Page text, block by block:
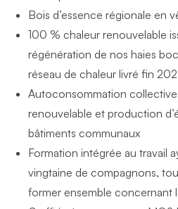
Bois d’essence régionale en
100 % chaleur renouvelable
régénération de nos haies
réseau de chaleur livré fin
Autoconsommation collective
renouvelable et production
bâtiments communaux
Formation intégrée au travail
vingtaine de compagnons,
former ensemble concernant